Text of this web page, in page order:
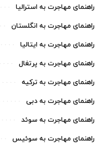
راهنمای مهاجرت به استرالیا
راهنمای مهاجرت به انگلستان
راهنمای مهاجرت به ایتالیا
راهنمای مهاجرت به پرتغال
راهنمای مهاجرت به ترکیه
راهنمای مهاجرت به دبی
راهنمای مهاجرت به سوئد
راهنمای مهاجرت به سوئیس